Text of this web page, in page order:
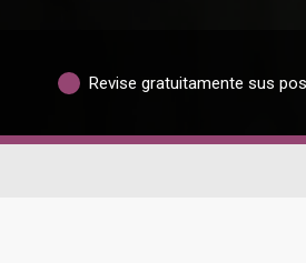
Revise gratuitamente sus